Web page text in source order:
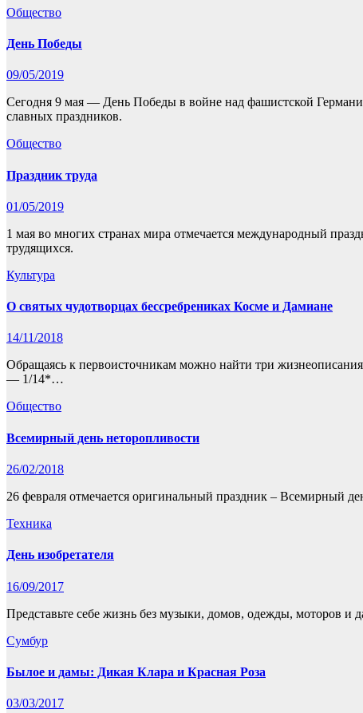
Общество
День Победы
09/05/2019
Сегодня 9 мая — День Победы в войне над фашистской
славных праздников.
Общество
Праздник труда
01/05/2019
1 мая во многих странах мира отмечается международный
трудящихся.
Культура
О святых чудотворцах бессребрениках Косме и Дамиане
14/11/2018
Обращаясь к первоисточникам можно найти три
— 1/14*…
Общество
Всемирный день неторопливости
26/02/2018
26 февраля отмечается оригинальный праздник – Всемирный
Техника
День изобретателя
16/09/2017
Представьте себе жизнь без музыки, домов, одежды, моторов и
Сумбур
Былое и дамы: Дикая Клара и Красная Роза
03/03/2017